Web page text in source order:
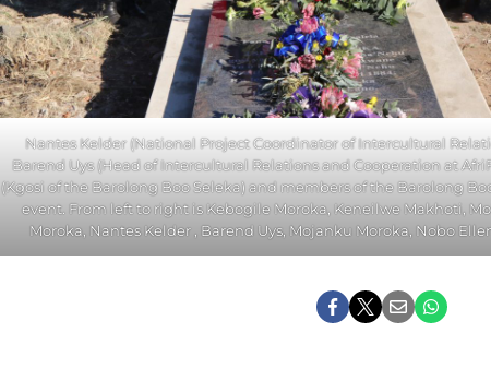
Nantes Kelder (National Project Coordinator of Intercultural
Barend Uys (Head of Intercultural Relations and Cooperation at
(Kgosi of the Barolong Boo Seleka) and members of the Barolong
event. From left to right is Kebogile Moroka, Keneilwe Makhoti,
Moroka, Nantes Kelder , Barend Uys, Mojanku Moroka, Nobo